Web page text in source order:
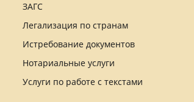
ЗАГС
Легализация по странам
Истребование документов
Нотариальные услуги
Услуги по работе с текстами